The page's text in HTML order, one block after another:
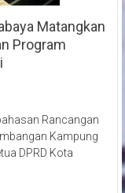
Matangkan
Program
Rancangan
Kampung
DPRD Kota